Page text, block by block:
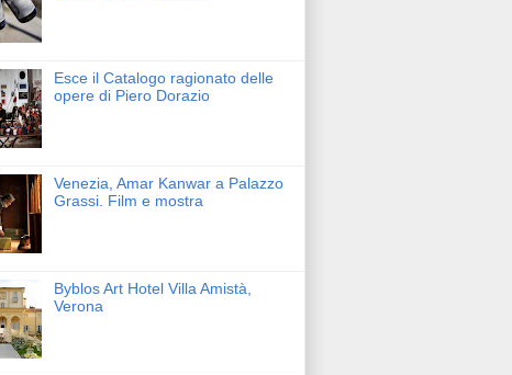
Esce il Catalogo ragionato delle
opere di Piero Dorazio
Venezia, Amar Kanwar a Palazzo
Grassi. Film e mostra
Byblos Art Hotel Villa Amistà,
Verona